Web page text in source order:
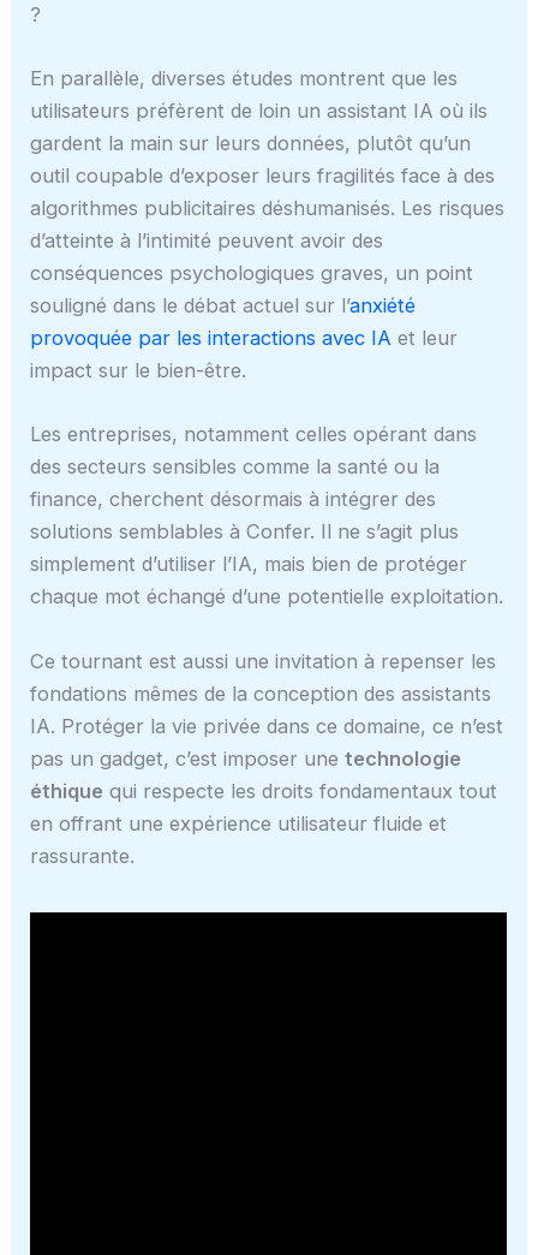
?
En parallèle, diverses études montrent que les
utilisateurs préfèrent de loin un assistant IA où ils
gardent la main sur leurs données, plutôt qu’un
outil coupable d’exposer leurs fragilités face à des
algorithmes publicitaires déshumanisés. Les risques
d’atteinte à l’intimité peuvent avoir des
conséquences psychologiques graves, un point
souligné dans le débat actuel sur l’anxiété
provoquée par les interactions avec IA et leur
impact sur le bien-être.
Les entreprises, notamment celles opérant dans
des secteurs sensibles comme la santé ou la
finance, cherchent désormais à intégrer des
solutions semblables à Confer. Il ne s’agit plus
simplement d’utiliser l’IA, mais bien de protéger
chaque mot échangé d’une potentielle exploitation.
Ce tournant est aussi une invitation à repenser les
fondations mêmes de la conception des assistants
IA. Protéger la vie privée dans ce domaine, ce n’est
pas un gadget, c’est imposer unetechnologie
éthique qui respecte les droits fondamentaux tout
en offrant une expérience utilisateur fluide et
rassurante.